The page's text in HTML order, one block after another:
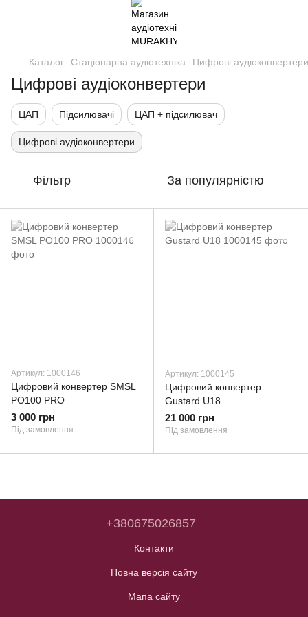
Каталог Стаціонарна аудіотехніка Цифрові аудіоконвертери
Цифрові аудіоконвертери
ЦАП Підсилювачі ЦАП + підсилювач
Цифрові аудіоконвертери
Фільтр За популярністю
Артикул: 1000146
Цифровий конвертер SMSL
PO100 PRO
3 000 грн
Під замовлення
Артикул: 1000145
Цифровий конвертер
Gustard U18
21 000 грн
Під замовлення
+380675026857
Контакти
Повна версія сайту
Мапа сайту